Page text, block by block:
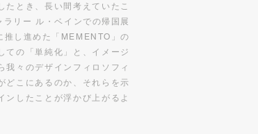
とき、長い間考えていたこ
リー ル・ベインでの帰国展
し進めた「MEMENTO」の
ての「単純化」と、イメージ
我々のデザインフィロソフィ
どこにあるのか、それらを示
したことが浮かび上がるよ